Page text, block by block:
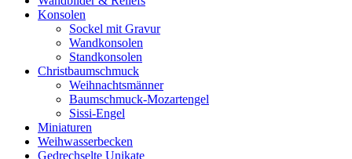
Konsolen
Sockel mit Gravur
Wandkonsolen
Standkonsolen
Christbaumschmuck
Weihnachtsmänner
Baumschmuck-Mozartengel
Sissi-Engel
Miniaturen
Weihwasserbecken
Gedrechselte Unikate